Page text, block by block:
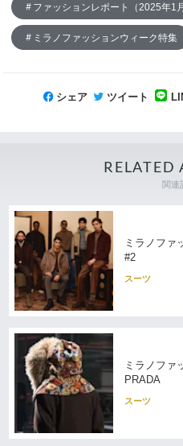
ファッションレポート（2025年1月
ミラノファッションウィーク特集
シェア ツイート
RELATED
関連
ミラノファ
#2
スーツ
ミラノファ
PRADA
スーツ